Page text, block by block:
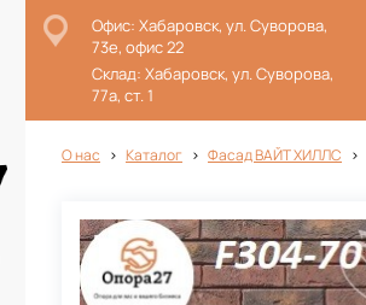
Офис: Хабаровск, ул. Суворова,
73е, офис 22
Склад: Хабаровск, ул. Суворова,
77а, ст. 1
О нас Каталог Фасад ВАЙТ ХИЛЛС